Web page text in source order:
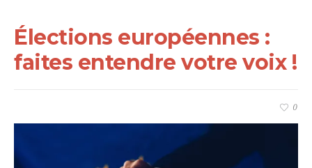
Élections européennes :
faites entendre votre voix !
0